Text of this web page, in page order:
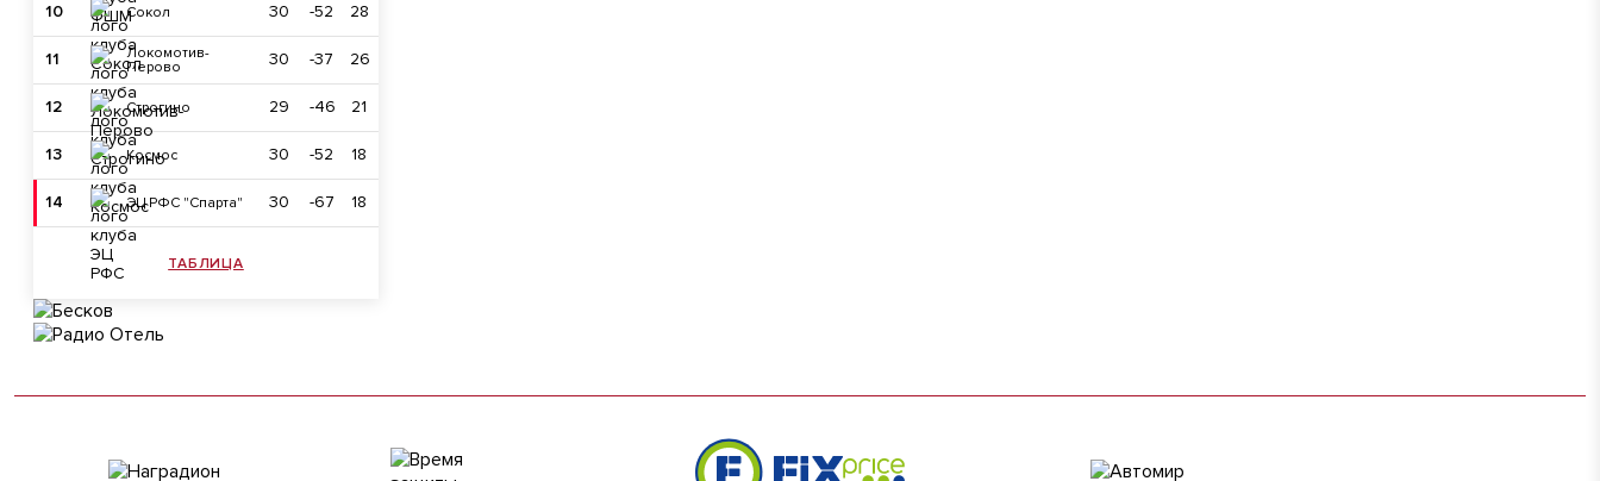
10 Сокол 30 -52 28
11
Локомотив-
Перово
30 -37 26
12 Строгино 29 -46 21
13 Космос 30 -52 18
14 ЭЦ РФС "Спарта" 30 -67 18
ТАБЛИЦА